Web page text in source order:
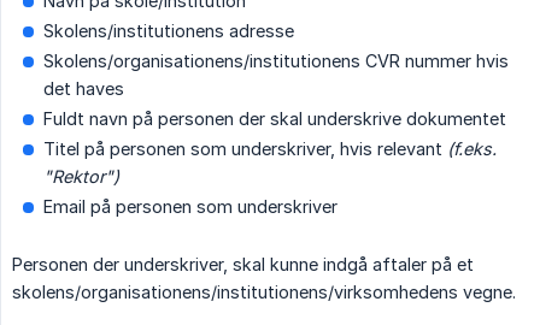
Skolens/institutionens adresse
Skolens/organisationens/institutionens CVR nummer hvis
det haves
Fuldt navn på personen der skal underskrive dokumentet
Titel på personen som underskriver, hvis relevant (f.eks.
"Rektor")
Email på personen som underskriver
Personen der underskriver, skal kunne indgå aftaler på et
skolens/organisationens/institutionens/virksomhedens vegne.